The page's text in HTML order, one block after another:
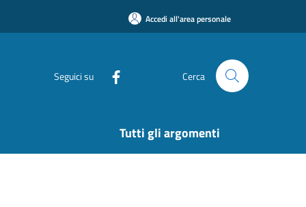
Accedi all'area personale
Seguici su Cerca
Tutti gli argomenti